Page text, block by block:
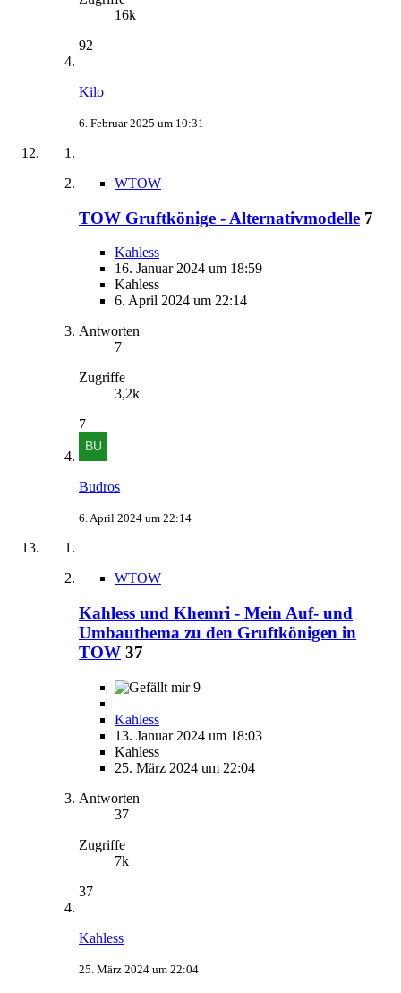
16k
92
Kilo
6. Februar 2025 um 10:31
WTOW
TOW Gruftkönige - Alternativmodelle 7
Kahless
16. Januar 2024 um 18:59
Kahless
6. April 2024 um 22:14
Antworten
7
Zugriffe
3,2k
7
Budros
6. April 2024 um 22:14
WTOW
Kahless und Khemri - Mein Auf- und
Umbauthema zu den Gruftkönigen in
TOW 37
9
Kahless
13. Januar 2024 um 18:03
Kahless
25. März 2024 um 22:04
Antworten
37
Zugriffe
7k
37
Kahless
25. März 2024 um 22:04